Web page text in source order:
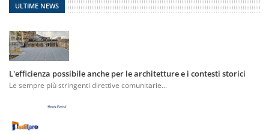
ULTIME NEWS
L'efficienza possibile anche per le architetture e i contesti storici
Le sempre più stringenti direttive comunitarie...